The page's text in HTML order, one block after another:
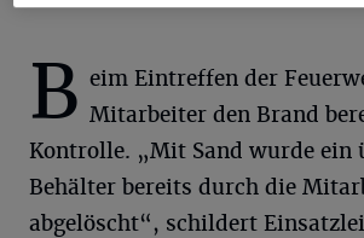
B eim Eintreffen der
Mitarbeiter den Brand
Kontrolle. „Mit Sand wurde ein
Behälter bereits durch die
abgelöscht“, schildert